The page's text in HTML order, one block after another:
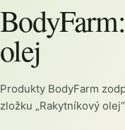
olej
Produkty BodyFarm
zložku „Rakytníkový